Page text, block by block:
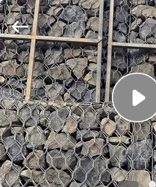
홈
제
품
우
©
2018
-
2026
Hebei
KN
Wire
Mesh
Co.,
Ltd..
All
Rights
Reserved.